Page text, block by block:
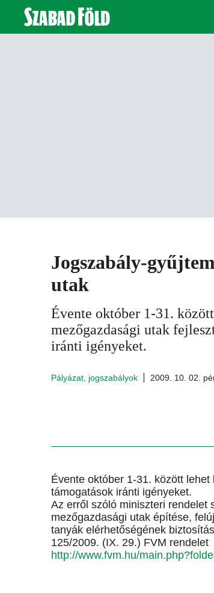
Jogszabály-
utak
Évente október 1-31.
mezőgazdasági utak
iránti igényeket.
Pályázat, jogszabályok 2009. 10. 02.
Évente október 1-31. között
támogatások iránti igényeket.
Az erről szóló miniszteri rendelet
mezőgazdasági utak építése,
tanyák elérhetőségének
125/2009. (IX. 29.) FVM rendelet
http://www.fvm.hu/